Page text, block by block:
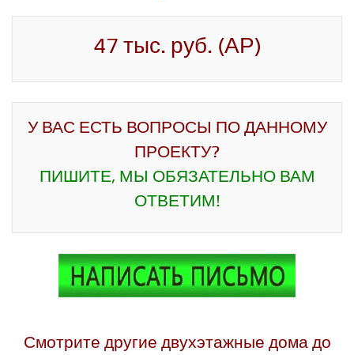
47 тыс. руб. (АР)
У ВАС ЕСТЬ ВОПРОСЫ ПО ДАННОМУ
ПРОЕКТУ?
ПИШИТЕ, МЫ ОБЯЗАТЕЛЬНО ВАМ
ОТВЕТИМ!
Смотрите другие двухэтажные дома до